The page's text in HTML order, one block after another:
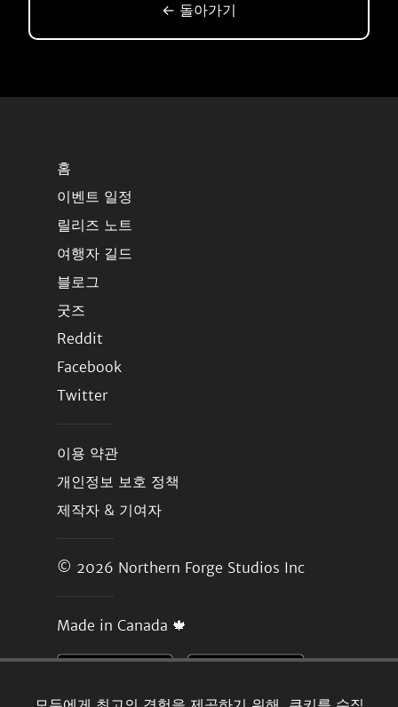
← 돌아가기
홈
이벤트 일정
릴리즈 노트
여행자 길드
블로그
굿즈
Reddit
Facebook
Twitter
이용 약관
개인정보 보호 정책
제작자 & 기여자
© 2026 Northern Forge Studios Inc
Made in Canada 🍁